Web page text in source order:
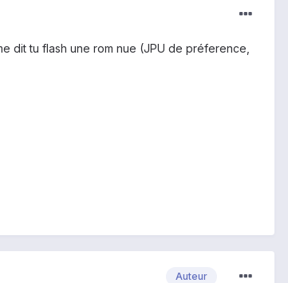
dit tu flash une rom nue (JPU de préference,
Auteur